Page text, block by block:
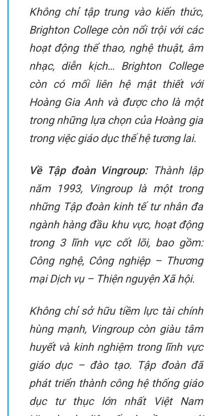
Không chỉ tập trung vào kiến thức,
Brighton College còn nổi trội với các
hoạt động thể thao, nghệ thuật, âm
nhạc, diễn kịch… Brighton College
còn có mối liên hệ mật thiết với
Hoàng Gia Anh và được cho là một
trong những lựa chọn của Hoàng gia
trong việc giáo dục thế hệ tương lai.
Về Tập đoàn Vingroup: Thành lập
năm 1993, Vingroup là một trong
những Tập đoàn kinh tế tư nhân đa
ngành hàng đầu khu vực, hoạt động
trong 3 lĩnh vực cốt lõi, bao gồm:
Công nghệ, Công nghiệp – Thương
mại Dịch vụ – Thiện nguyện Xã hội.
Không chỉ sở hữu tiềm lực tài chính
hùng mạnh, Vingroup còn giàu tâm
huyết và kinh nghiệm trong lĩnh vực
giáo dục – đào tạo. Tập đoàn đã
phát triển thành công hệ thống giáo
dục tư thục lớn nhất Việt Nam